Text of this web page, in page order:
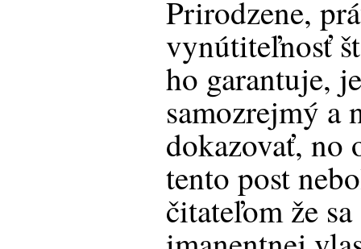
Prirodzene,
vynútiteľnosť
ho garantuje,
samozrejmý a
dokazovať, no
tento post
čitateľom že